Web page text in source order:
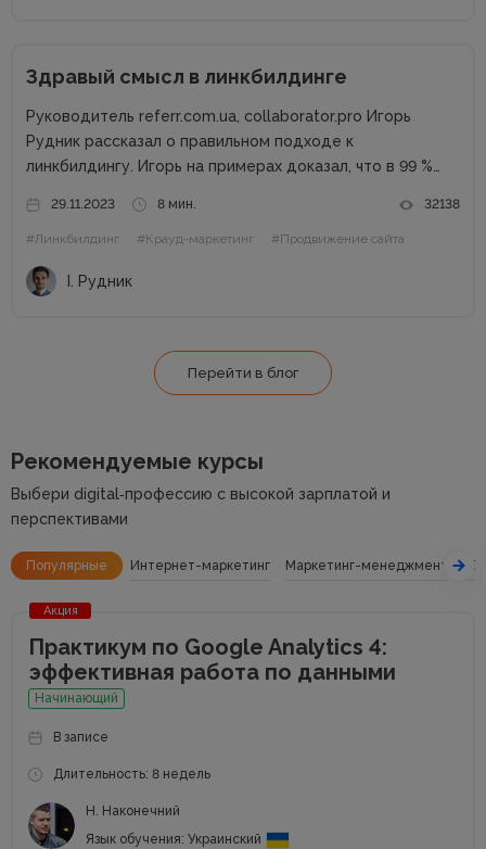
Здравый смысл в линкбилдинге
Руководитель referr.com.ua, collaborator.pro Игорь
Рудник рассказал о правильном подходе к
линкбилдингу. Игорь на примерах доказал, что в 99 %
Сайты можно продвигать множеством способов, среди
которых есть и PBN. При этом PBN разделяются...
29.11.2023 8 мин. 32138
#Линкбилдинг #Крауд-маркетинг #Продвижение сайта
І. Рудник
Перейти в блог
Рекомендуемые курсы
Выбери digital‑профессию с высокой зарплатой и
перспективами
Популярные Интернет-маркетинг Маркетинг-менеджмент
Акция
Практикум по Google Analytics 4:
эффективная работа по данными
Начинающий
В записе
Длительность: 8 недель
Н. Наконечний
Язык обучения: Украинский